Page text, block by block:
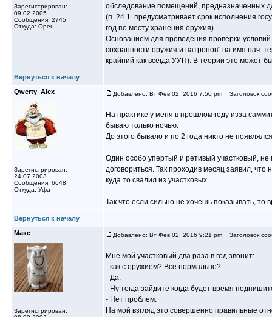
Зарегистрирован:
09.02.2005
Сообщения: 2745
Откуда: Орен.
обследование помещений, предназначенных
(п. 24.1. предусматривает срок исполнения
год по месту хранения оружия).
Основанием для проведения проверки
сохранности оружия и патронов" на имя нач.
крайний как всегда УУП). В теории это может
Вернуться к началу
Qwerty_Alex
Зарегистрирован:
24.07.2003
Сообщения: 6648
Откуда: Уфа
Добавлено: Вт Фев 02, 2016 7:50 pm Заголовок
На практике у меня в прошлом году изза
бываю только ночью.
До этого бывало и по 2 года никто не
Один особо упертый и ретивый участковый,
договориться. Так проходив месяц заявил,
куда то свалил из участковых.
Так что если сильно не хочешь показывать, то
Вернуться к началу
Макс
Зарегистрирован:
Добавлено: Вт Фев 02, 2016 9:21 pm Заголовок
Мне мой участковый два раза в год звонит:
- как с оружием? Все нормально?
- Да.
- Ну тогда зайдите когда будет время
- Нет проблем.
На мой взгляд это совершенно правильные